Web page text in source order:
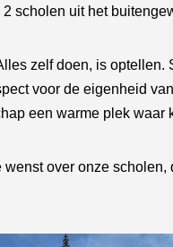
scholen uit het
zelf doen, is
voor de eigenheid
een warme plek
wenst over onze